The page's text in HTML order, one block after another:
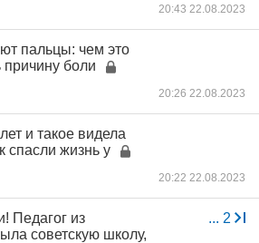
20:43 22.08.2023
пальцы: чем это
причину боли
20:26 22.08.2023
и такое видела
спасли жизнь у
20:22 22.08.2023
... 2
Педагог из
советскую школу,